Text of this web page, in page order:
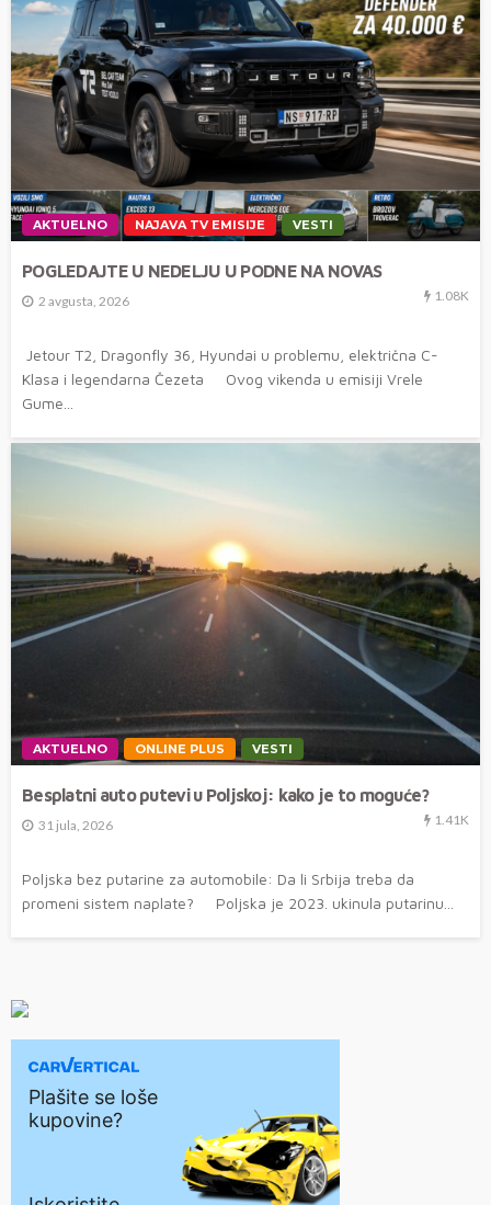
AKTUELNO NAJAVA TV EMISIJE VESTI
POGLEDAJTE U NEDELJU U PODNE NA NOVAS
2 avgusta, 2026 1.08K
Jetour T2, Dragonfly 36, Hyundai u problemu, električna C-
Klasa i legendarna Čezeta Ovog vikenda u emisiji Vrele
Gume...
AKTUELNO ONLINE PLUS VESTI
Besplatni auto putevi u Poljskoj: kako je to moguće?
31 jula, 2026 1.41K
Poljska bez putarine za automobile: Da li Srbija treba da
promeni sistem naplate? Poljska je 2023. ukinula putarinu...